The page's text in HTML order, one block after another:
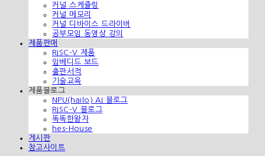
커널 스케쥴링
커널 메모리
커널 디바이스 드라이버
공부모임 동영상 강의
제품판매
RISC-V 제품
임베디드 보드
출판서적
기술교육
제품블로그
NPU(hailo) AI 블로그
RISC-V 블로그
똑똑한왕자
hes-House
게시판
참고사이트